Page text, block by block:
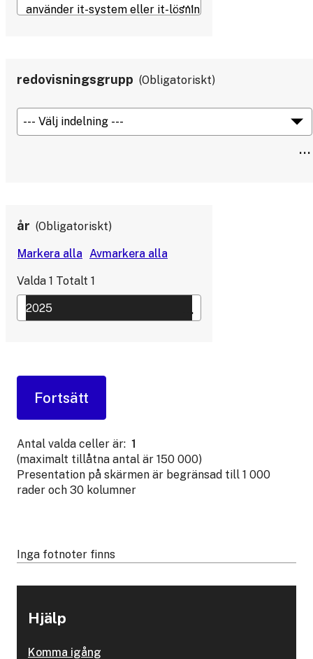
redovisningsgrupp Obligatoriskt
år Obligatoriskt
Valda 1 Totalt 1
Antal valda celler är: 1
(maximalt tillåtna antal är 150 000)
Presentation på skärmen är begränsad till 1 000
rader och 30 kolumner
Inga fotnoter finns
Hjälp
Komma igång